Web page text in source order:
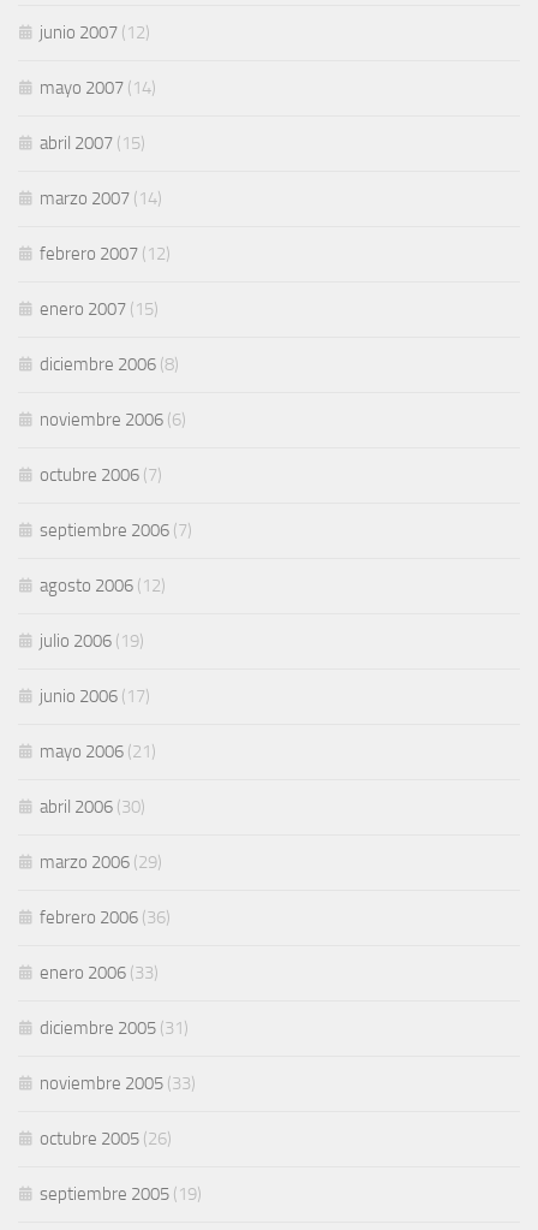
junio 2007 (12)
mayo 2007 (14)
abril 2007 (15)
marzo 2007 (14)
febrero 2007 (12)
enero 2007 (15)
diciembre 2006 (8)
noviembre 2006 (6)
octubre 2006 (7)
septiembre 2006 (7)
agosto 2006 (12)
julio 2006 (19)
junio 2006 (17)
mayo 2006 (21)
abril 2006 (30)
marzo 2006 (29)
febrero 2006 (36)
enero 2006 (33)
diciembre 2005 (31)
noviembre 2005 (33)
octubre 2005 (26)
septiembre 2005 (19)